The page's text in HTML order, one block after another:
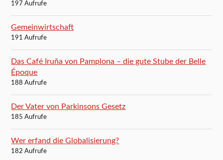
197 Aufrufe
Gemeinwirtschaft
191 Aufrufe
Das Café Iruña von Pamplona – die gute Stube der Belle
Époque
188 Aufrufe
Der Vater von Parkinsons Gesetz
185 Aufrufe
Wer erfand die Globalisierung?
182 Aufrufe